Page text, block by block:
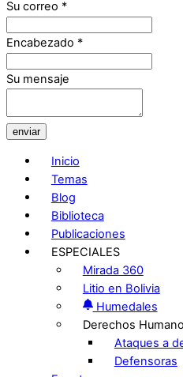
Su correo *
Encabezado *
Su mensaje
enviar
Inicio
Temas
Blog
Biblioteca
Publicaciones
ESPECIALES
Mirada 360
Litio en Bolivia
Humedales
Derechos
Ataques a
Defensoras